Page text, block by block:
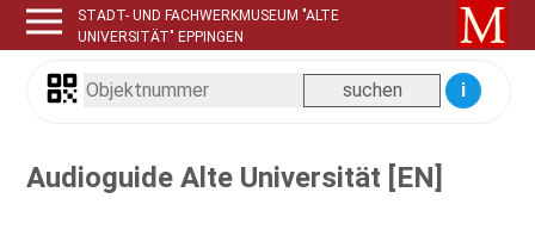
STADT- UND FACHWERKMUSEUM "ALTE
UNIVERSITÄT" EPPINGEN
i
Audioguide Alte Universität [EN]